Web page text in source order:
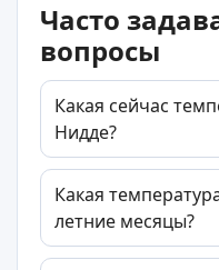
Часто
вопросы
Какая сейчас
Нидде?
Какая
летние месяцы?